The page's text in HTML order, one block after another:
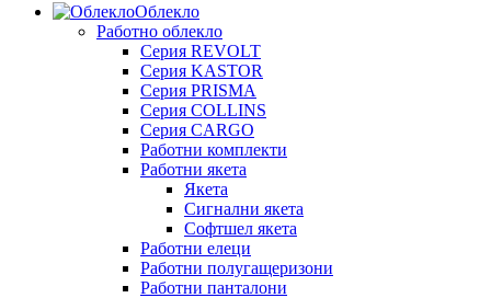
Облекло
Работно облекло
Серия REVOLT
Серия KASTOR
Серия PRISMA
Серия COLLINS
Серия CARGO
Работни комплекти
Работни якета
Якета
Сигнални якета
Софтшел якета
Работни елеци
Работни полугащеризони
Работни панталони